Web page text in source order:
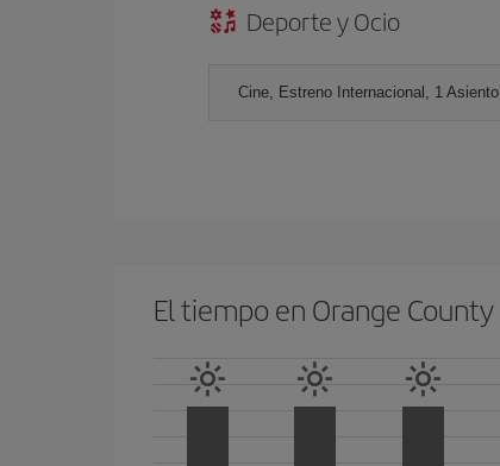
Deporte y Ocio
Cine, Estreno Internacional, 1 Asiento
El tiempo en Orange County